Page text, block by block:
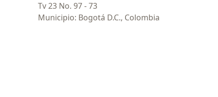
Tv 23 No. 97 - 73
Municipio: Bogotá D.C., Colombia